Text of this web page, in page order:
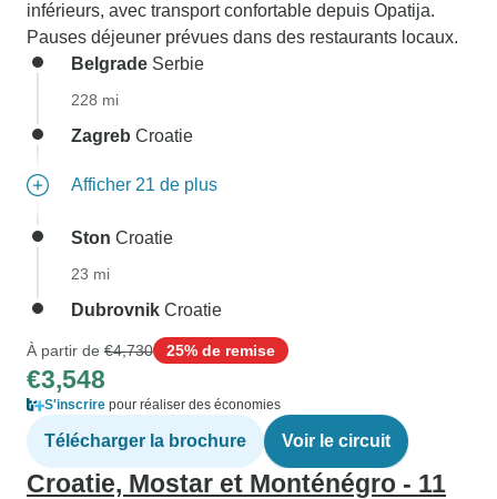
inférieurs, avec transport confortable depuis Opatija.
Pauses déjeuner prévues dans des restaurants locaux.
Belgrade Serbie
228 mi
Zagreb Croatie
Afficher 21 de plus
Ston Croatie
23 mi
Dubrovnik Croatie
À partir de €4,730 25% de remise
€3,548
S'inscrire pour réaliser des économies
Télécharger la brochure Voir le circuit
Croatie, Mostar et Monténégro - 11